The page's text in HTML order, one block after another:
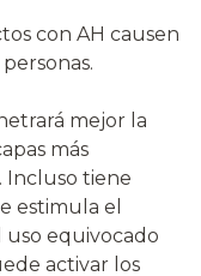
con AH causen
mejor la
más
Incluso tiene
estimula el
uso equivocado
activar los